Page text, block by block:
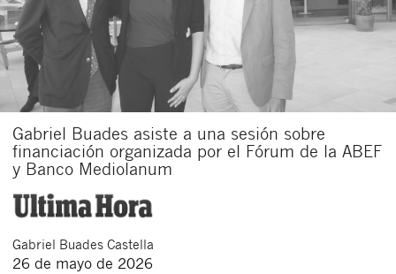
Gabriel Buades asiste a una sesión sobre
financiación organizada por el Fórum de la ABEF
y Banco Mediolanum
Gabriel Buades Castella
26 de mayo de 2026